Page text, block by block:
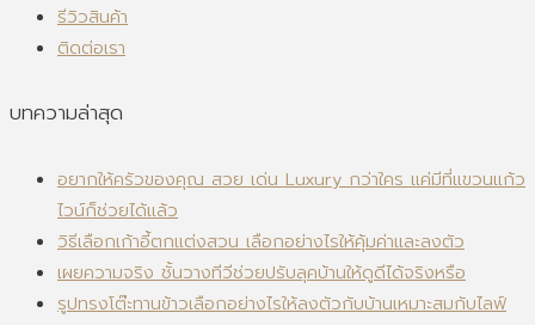
รีวิวสินค้า
ติดต่อเรา
บทความล่าสุด
อยากให้ครัวของคุณ สวย เด่น Luxury กว่าใคร แค่มีที่แขวนแก้ว
ไวน์ก็ช่วยได้แล้ว
วิธีเลือกเก้าอี้ตกแต่งสวน เลือกอย่างไรให้คุ้มค่าและลงตัว
เผยความจริง ชั้นวางทีวีช่วยปรับลุคบ้านให้ดูดีได้จริงหรือ
รูปทรงโต๊ะทานข้าวเลือกอย่างไรให้ลงตัวกับบ้านเหมาะสมกับไลฟ์